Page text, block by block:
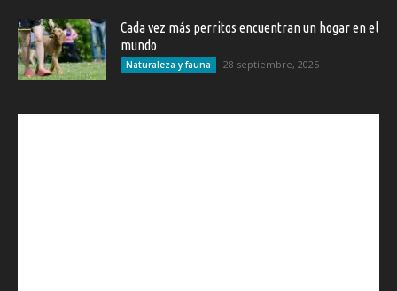
Cada vez más perritos encuentran un hogar en el
mundo
Naturaleza y fauna 28 septiembre, 2025